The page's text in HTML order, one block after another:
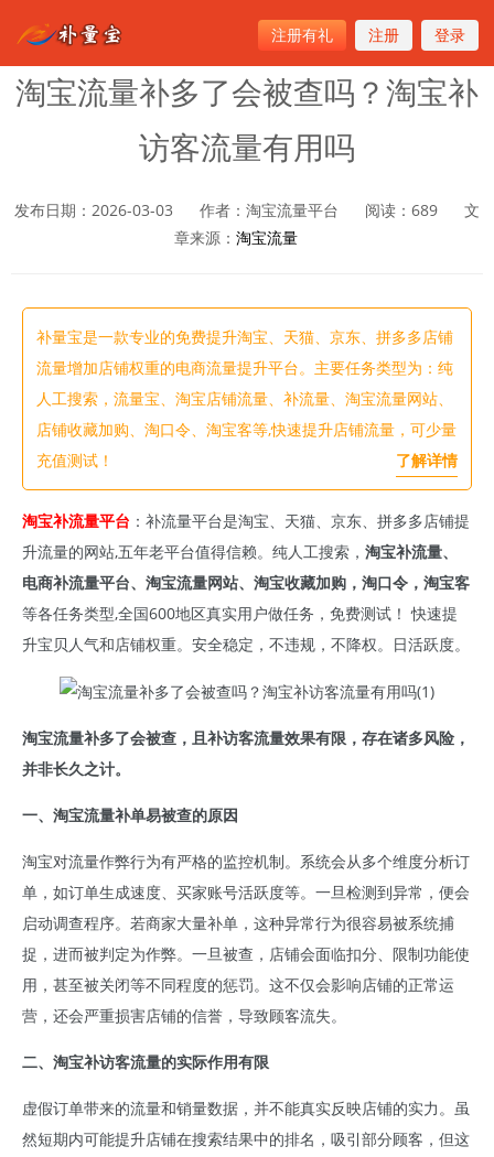
注册有礼 注册 登录
首页>淘宝流量
淘宝流量补多了会被查吗？淘宝补
访客流量有用吗
发布日期：2026-03-03 作者：淘宝流量平台 阅读： 689
文
章来源： 淘宝流量
补量宝是一款专业的免费提升淘宝、天猫、京东、拼多多店铺
流量增加店铺权重的电商流量提升平台。主要任务类型为：纯
人工搜索，流量宝、淘宝店铺流量、补流量、淘宝流量网站、
店铺收藏加购、淘口令、淘宝客等,快速提升店铺流量，可少量
充值测试！
了解详情
淘宝补流量平台 ：补流量平台是淘宝、天猫、京东、拼多多店铺提
升流量的网站,五年老平台值得信赖。纯人工搜索， 淘宝补流量、
电商补流量平台、淘宝流量网站、淘宝收藏加购，淘口令，淘宝客
等各任务类型,全国600地区真实用户做任务，免费测试！ 快速提
升宝贝人气和店铺权重。安全稳定，不违规，不降权。日活跃度。
淘宝流量补多了会被查，且补访客流量效果有限，存在诸多风险，
并非长久之计。
一、淘宝流量补单易被查的原因
淘宝对流量作弊行为有严格的监控机制。系统会从多个维度分析订
单，如订单生成速度、买家账号活跃度等。一旦检测到异常，便会
启动调查程序。若商家大量补单，这种异常行为很容易被系统捕
捉，进而被判定为作弊。一旦被查，店铺会面临扣分、限制功能使
用，甚至被关闭等不同程度的惩罚。这不仅会影响店铺的正常运
营，还会严重损害店铺的信誉，导致顾客流失。
二、淘宝补访客流量的实际作用有限
虚假订单带来的流量和销量数据，并不能真实反映店铺的实力。虽
然短期内可能提升店铺在搜索结果中的排名，吸引部分顾客，但这